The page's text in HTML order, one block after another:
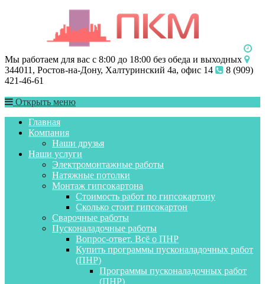
Мы работаем для вас с 8:00 до 18:00 без обеда и выходных
344011, Ростов-на-Дону, Халтуринский 4а, офис 14
8 (909)
421-46-61
Открыть меню
Главная
Компания
Наши друзья
Наши услуги
Электромонтажные работы
Натяжные потолки
Монтаж гипсокартона
Стоимость работ по гипсокартону
Сколько стоит гипсокартон
Сварочные работы
Пусконаладочные работы
Вопрос-ответ. Всё о ПНР
Купить программы пусконаладочных работ
(ПНР)
Программы пусконаладочных работ
(ПНР)